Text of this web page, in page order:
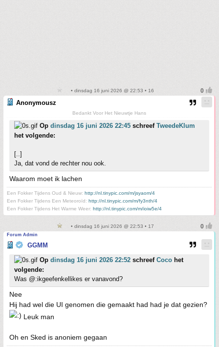
• dinsdag 16 juni 2026 @ 22:53 • 16
Anonymousz
Bedankt Voor Het Nieuwtje Hans
Op dinsdag 16 juni 2026 22:45 schreef TweedeKlum
het volgende:
[..]
Ja, dat vond de rechter nou ook.
Waarom moet ik lachen
Een Fokker Tijdens Oud & Nieuw: http://nl.tinypic.com/m/jsyaom/4
Een Fokker Tijdens Een Meteoroïd: http://nl.tinypic.com/m/fy3nth/4
Een Fokker Tijdens Het Warme Weer: http://nl.tinypic.com/m/ioiw5e/4
• dinsdag 16 juni 2026 @ 22:53 • 17
Forum Admin
GGMM
Op dinsdag 16 juni 2026 22:52 schreef Coco het
volgende:
Was @:ikgeefenkellikes er vanavond?
Nee
Hij had wel die UI genomen die gemaakt had had je dat gezien?
Leuk man
Oh en Sked is anoniem gegaan